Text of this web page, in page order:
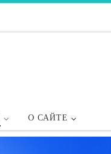
О САЙТЕ